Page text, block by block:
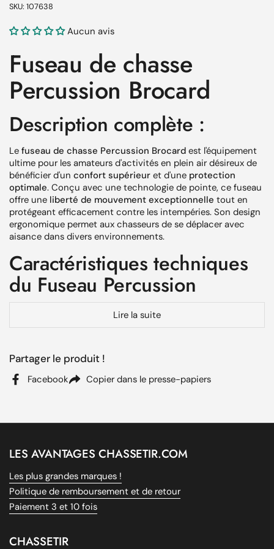
SKU: 107638
Aucun avis
Fuseau de chasse
Percussion Brocard
Description complète :
Le fuseau de chasse Percussion Brocard est l'équipement
ultime pour les amateurs d'activités en plein air désireux de
bénéficier d'un confort supérieur et d'une protection
optimale. Conçu avec une technologie de pointe, ce fuseau
offre une liberté de mouvement exceptionnelle tout en
protégeant efficacement contre les intempéries. Son design
ergonomique permet aux chasseurs de se déplacer avec
aisance dans divers environnements.
Caractéristiques techniques
du Fuseau Percussion
Brocard :
Camouflage :Motif Ghostcamo pour une meilleure
intégration
Résistance au vent :Oui, offre une protection optimale
Poches :Multiples pour un rangement pratique et
accessible
Avantages du Fuseau de
Chasse Percussion :
Lire la suite
Partager le produit !
Facebook Copier dans le presse-papiers
LES AVANTAGES CHASSETIR.COM
Les plus grandes marques !
Politique de remboursement et de retour
Paiement 3 et 10 fois
CHASSETIR